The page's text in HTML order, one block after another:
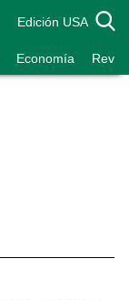
Edición USA
Economía